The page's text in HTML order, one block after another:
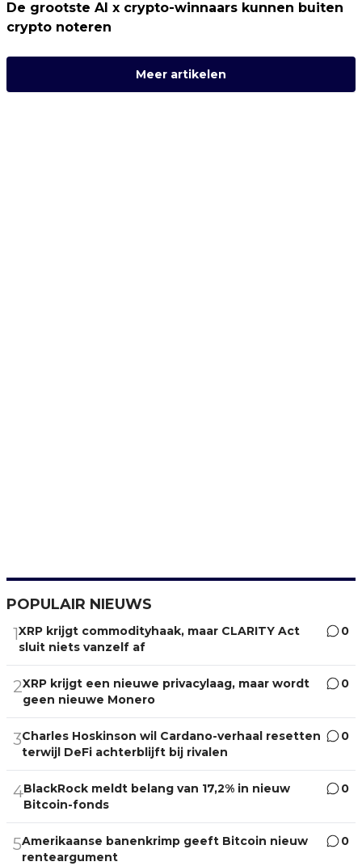
De grootste AI x crypto-winnaars kunnen buiten
crypto noteren
Meer artikelen
POPULAIR NIEUWS
1XRP krijgt commodityhaak, maar CLARITY Act
sluit niets vanzelf af
0
2XRP krijgt een nieuwe privacylaag, maar wordt
geen nieuwe Monero
0
3Charles Hoskinson wil Cardano-verhaal resetten
terwijl DeFi achterblijft bij rivalen
0
4BlackRock meldt belang van 17,2% in nieuw
Bitcoin-fonds
0
5Amerikaanse banenkrimp geeft Bitcoin nieuw
renteargument
0